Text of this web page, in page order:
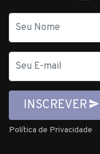
mail
INSCREVER
Política de Privacidade